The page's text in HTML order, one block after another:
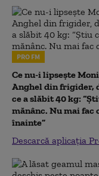
PRO FM
Ce nu-i lipsește
Anghel din frigider,
ce a slăbit 40 kg:
mănânc. Nu mai fac
înainte”
Descarcă aplicația